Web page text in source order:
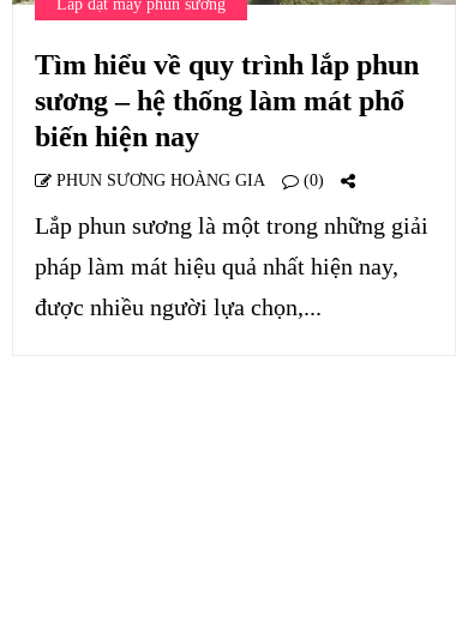
Lắp đặt máy phun sương
Tìm hiểu về quy trình lắp phun
sương – hệ thống làm mát phổ
biến hiện nay
PHUN SƯƠNG HOÀNG GIA (0)
Lắp phun sương là một trong những giải
pháp làm mát hiệu quả nhất hiện nay,
được nhiều người lựa chọn,...